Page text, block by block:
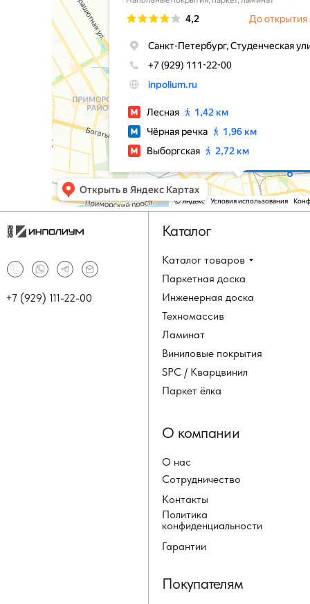
Каталог товаров
Паркетная доска
Инженерная доска
Техномассив
+7 (929) 111-22-00
Каталог
Ламинат
Виниловые покрытия
SPC / Кварцвинил
Паркет ёлка
О нас
Сотрудничество
Контакты
Политика
конфиденциальности
О компании
Покупателям
Гарантии